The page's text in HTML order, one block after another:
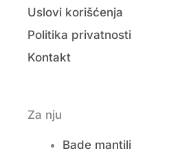
Uslovi korišćenja
Politika privatnosti
Kontakt
Za nju
Bade mantili